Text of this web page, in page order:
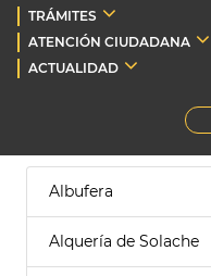
TRÁMITES
ATENCIÓN CIUDADANA
ACTUALIDAD
Albufera
Alquería de Solache